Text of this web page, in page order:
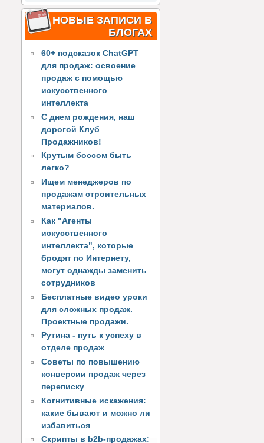
НОВЫЕ ЗАПИСИ В
БЛОГАХ
60+ подсказок ChatGPT
для продаж: освоение
продаж с помощью
искусственного
интеллекта
С днем рождения, наш
дорогой Клуб
Продажников!
Крутым боссом быть
легко?
Ищем менеджеров по
продажам строительных
материалов.
Как "Агенты
искусственного
интеллекта", которые
бродят по Интернету,
могут однажды заменить
сотрудников
Бесплатные видео уроки
для сложных продаж.
Проектные продажи.
Рутина - путь к успеху в
отделе продаж
Советы по повышению
конверсии продаж через
переписку
Когнитивные искажения:
какие бывают и можно ли
избавиться
Скрипты в b2b-продажах: